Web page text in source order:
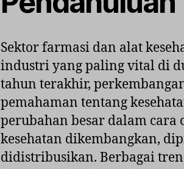
Sektor farmasi dan alat
industri yang paling vital di
tahun terakhir,
pemahaman tentang
perubahan besar dalam cara
kesehatan dikembangkan,
didistribusikan. Berbagai